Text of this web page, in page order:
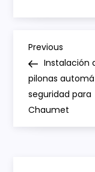
N
a
v
Previous
Post
Previous
Instalación
pilonas
seguridad para
Chaumet